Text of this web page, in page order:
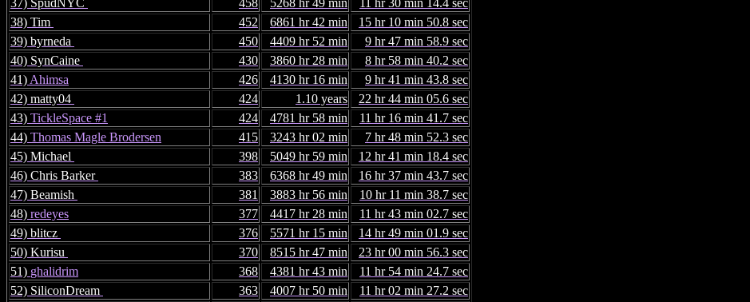
37) SpudNYC
458 5268 hr 49 min
11 hr 30 min 14.4 sec
38) Tim
452 6861 hr 42 min
15 hr 10 min 50.8 sec
39) byrneda
450 4409 hr 52 min
9 hr 47 min 58.9 sec
40) SynCaine
430 3860 hr 28 min
8 hr 58 min 40.2 sec
41) Ahimsa 426 4130 hr 16 min
9 hr 41 min 43.8 sec
42) matty04
424 1.10 years
22 hr 44 min 05.6 sec
43) TickleSpace #1 424 4781 hr 58 min
11 hr 16 min 41.7 sec
44) Thomas Magle Brodersen 415 3243 hr 02 min
7 hr 48 min 52.3 sec
45) Michael
398 5049 hr 59 min
12 hr 41 min 18.4 sec
46) Chris Barker
383 6368 hr 49 min
16 hr 37 min 43.7 sec
47) Beamish
381 3883 hr 56 min
10 hr 11 min 38.7 sec
48) redeyes 377 4417 hr 28 min
11 hr 43 min 02.7 sec
49) blitcz
376 5571 hr 15 min
14 hr 49 min 01.9 sec
50) Kurisu
370 8515 hr 47 min
23 hr 00 min 56.3 sec
51) ghalidrim 368 4381 hr 43 min
11 hr 54 min 24.7 sec
52) SiliconDream
363 4007 hr 50 min
11 hr 02 min 27.2 sec